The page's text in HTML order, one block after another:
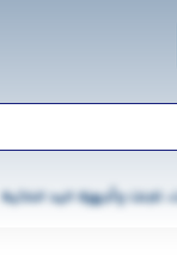
تابلت وأجهزة اليد الذكية